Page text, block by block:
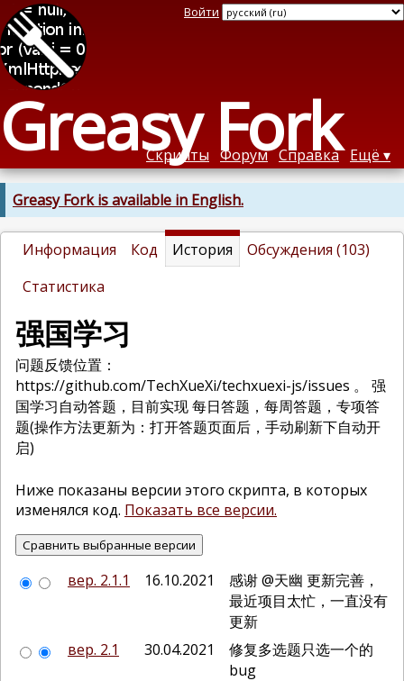
Greasy Fork
Войти
Скрипты Форум Справка Ещё
Greasy Fork is available in English.
Информация Код История
Обсуждения (103)
Статистика
强国学习
问题反馈位置：
https://github.com/TechXueXi/techxuexi-js/issues 。 强
国学习自动答题，目前实现 每日答题，每周答题，专项答
题(操作方法更新为：打开答题页面后，手动刷新下自动开
启)
Ниже показаны версии этого скрипта, в которых
изменялся код. Показать все версии.
вер. 2.1.1 16.10.2021
感谢 @天幽 更新完善，
最近项目太忙，一直没有
更新
вер. 2.1
30.04.2021
修复多选题只选一个的
bug